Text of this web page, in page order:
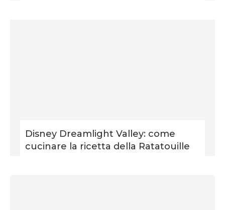
Disney Dreamlight Valley: come
cucinare la ricetta della Ratatouille